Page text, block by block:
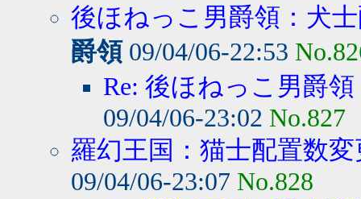
後ほねっこ男爵領：犬
爵領09/04/06-22:53
Re: 後ほねっこ男爵
09/04/06-23:02 No.827
羅幻王国：猫士配置数
09/04/06-23:07 No.828